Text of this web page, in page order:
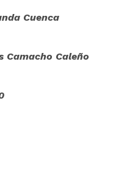
Cuenca
Camacho Caleño